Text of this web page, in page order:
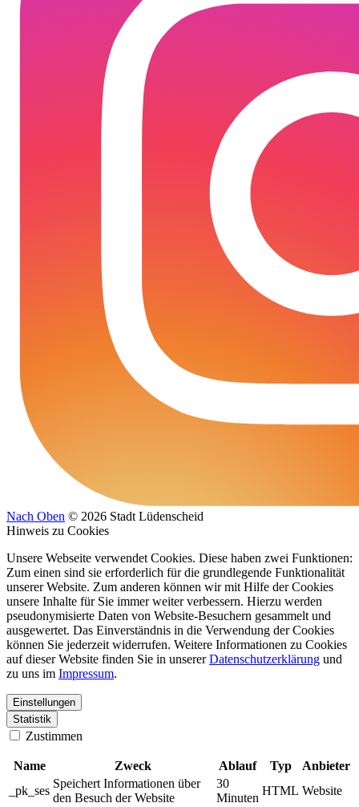
Nach Oben © 2026 Stadt Lüdenscheid
Hinweis zu Cookies
Unsere Webseite verwendet Cookies. Diese haben zwei Funktionen:
Zum einen sind sie erforderlich für die grundlegende Funktionalität
unserer Website. Zum anderen können wir mit Hilfe der Cookies
unsere Inhalte für Sie immer weiter verbessern. Hierzu werden
pseudonymisierte Daten von Website-Besuchern gesammelt und
ausgewertet. Das Einverständnis in die Verwendung der Cookies
können Sie jederzeit widerrufen. Weitere Informationen zu Cookies
auf dieser Website finden Sie in unsererDatenschutzerklärung und
zu uns im Impressum.
Einstellungen
Statistik
Zustimmen
Name Zweck Ablauf Typ
Anbieter
_pk_ses
Speichert Informationen über
den Besuch der Website
30
Minuten
HTML Website